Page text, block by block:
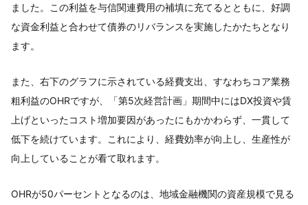
ました。この利益を与信関連費用の補填に充てるとともに、好調
な資金利益と合わせて債券のリバランスを実施したかたちとなり
ます。
また、右下のグラフに示されている経費支出、すなわちコア業務
粗利益のOHRですが、「第5次経営計画」期間中にはDX投資や賃
上げといったコスト増加要因があったにもかかわらず、一貫して
低下を続けています。これにより、経費効率が向上し、生産性が
向上していることが看て取れます。
OHRが50パーセントとなるのは、地域金融機関の資産規模で見る